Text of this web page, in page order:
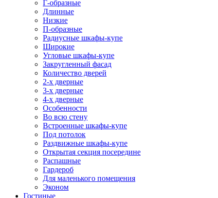
Г-образные
Длинные
Низкие
П-образные
Радиусные шкафы-купе
Широкие
Угловые шкафы-купе
Закругленный фасад
Количество дверей
2-х дверные
3-х дверные
4-х дверные
Особенности
Во всю стену
Встроенные шкафы-купе
Под потолок
Раздвижные шкафы-купе
Открытая секция посередине
Распашные
Гардероб
Для маленького помещения
Эконом
Гостиные